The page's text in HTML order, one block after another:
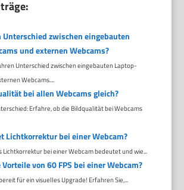
Unterschied zwischen eingebauten
und externen Webcams?
Unterschied zwischen eingebauten Laptop-
Webcams....
bei allen Webcams gleich?
Erfahre, ob die Bildqualität bei Webcams
Lichtkorrektur bei einer Webcam?
Lichtkorrektur bei einer Webcam bedeutet und wie...
von 60 FPS bei einer Webcam?
für ein visuelles Upgrade! Erfahren Sie,...